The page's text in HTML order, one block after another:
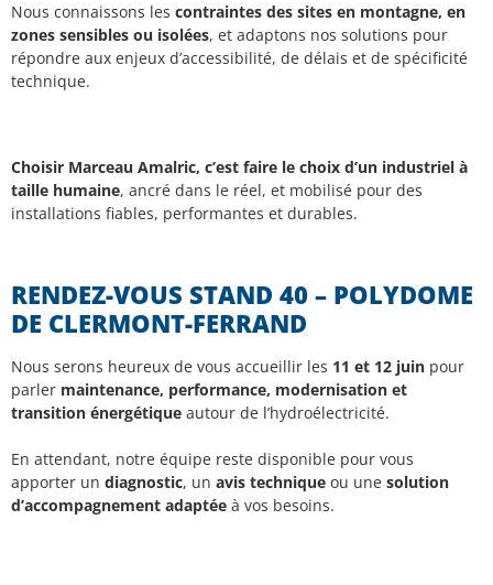
Nous connaissons les contraintes des sites en montagne, en
zones sensibles ou isolées, et adaptons nos solutions pour
répondre aux enjeux d’accessibilité, de délais et de spécificité
technique.
Choisir Marceau Amalric, c’est faire le choix d’un industriel à
taille humaine, ancré dans le réel, et mobilisé pour des
installations fiables, performantes et durables.
RENDEZ-VOUS STAND 40 – POLYDOME
DE CLERMONT-FERRAND
Nous serons heureux de vous accueillir les 11 et 12 juin pour
parler maintenance, performance, modernisation et
transition énergétique autour de l’hydroélectricité.
En attendant, notre équipe reste disponible pour vous
apporter un diagnostic, un avis technique ou une solution
d’accompagnement adaptée à vos besoins.